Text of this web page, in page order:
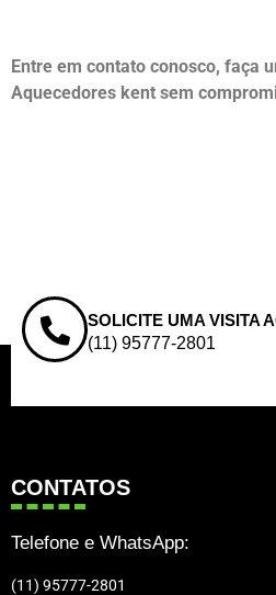
Entre em contato conosco, faça
Aquecedores kent sem
SOLICITE UMA VISITA
(11) 95777-2801
CONTATOS
Telefone e WhatsApp:
(11) 95777-2801